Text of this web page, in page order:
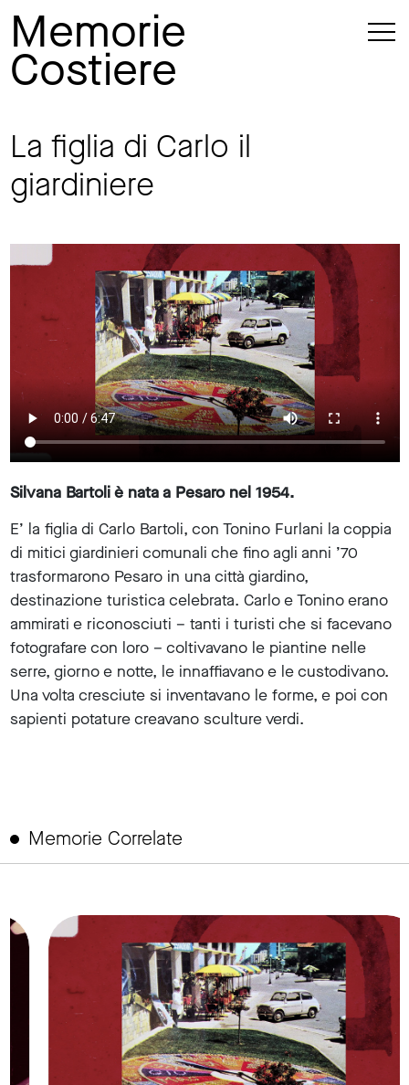
Memorie
Costiere
La figlia di Carlo il
giardiniere
Silvana Bartoli è nata a Pesaro nel 1954.
E’ la figlia di Carlo Bartoli, con Tonino Furlani la coppia
di mitici giardinieri comunali che fino agli anni ’70
trasformarono Pesaro in una città giardino,
destinazione turistica celebrata. Carlo e Tonino erano
ammirati e riconosciuti – tanti i turisti che si facevano
fotografare con loro – coltivavano le piantine nelle
serre, giorno e notte, le innaffiavano e le custodivano.
Una volta cresciute si inventavano le forme, e poi con
sapienti potature creavano sculture verdi.
Memorie Correlate
link to page